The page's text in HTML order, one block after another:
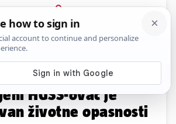
PRIJAVA
News Komentari
iz splitske bolnice:
HGSS-ovac je
životne opasnosti